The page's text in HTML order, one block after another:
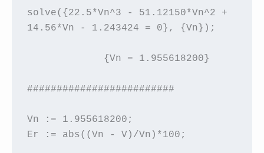
solve({22.5*Vn^3 - 51.12150*Vn^2 +
14.56*Vn - 1.243424 = 0}, {Vn});
             {Vn = 1.955618200}
#########################
Vn := 1.955618200;
Er := abs((Vn - V)/Vn)*100;